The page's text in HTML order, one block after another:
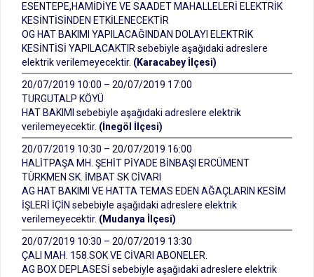
ESENTEPE,HAMİDİYE VE SAADET MAHALLELERİ ELEKTRİK
KESİNTİSİNDEN ETKİLENECEKTİR
OG HAT BAKIMI YAPILACAĞINDAN DOLAYI ELEKTRİK
KESİNTİSİ YAPILACAKTIR sebebiyle aşağıdaki adreslere
elektrik verilemeyecektir. (Karacabey İlçesi)
20/07/2019 10:00 – 20/07/2019 17:00
TURGUTALP KÖYÜ
HAT BAKIMI sebebiyle aşağıdaki adreslere elektrik
verilemeyecektir. (İnegöl İlçesi)
20/07/2019 10:30 – 20/07/2019 16:00
HALİTPAŞA MH. ŞEHİT PİYADE BİNBAŞI ERCÜMENT
TÜRKMEN SK. İMBAT SK CİVARI
AG HAT BAKIMI VE HATTA TEMAS EDEN AĞAÇLARIN KESİM
İŞLERİ İÇİN sebebiyle aşağıdaki adreslere elektrik
verilemeyecektir. (Mudanya İlçesi)
20/07/2019 10:30 – 20/07/2019 13:30
ÇALI MAH. 158.SOK VE CİVARI ABONELER.
AG BOX DEPLASESİ sebebiyle aşağıdaki adreslere elektrik